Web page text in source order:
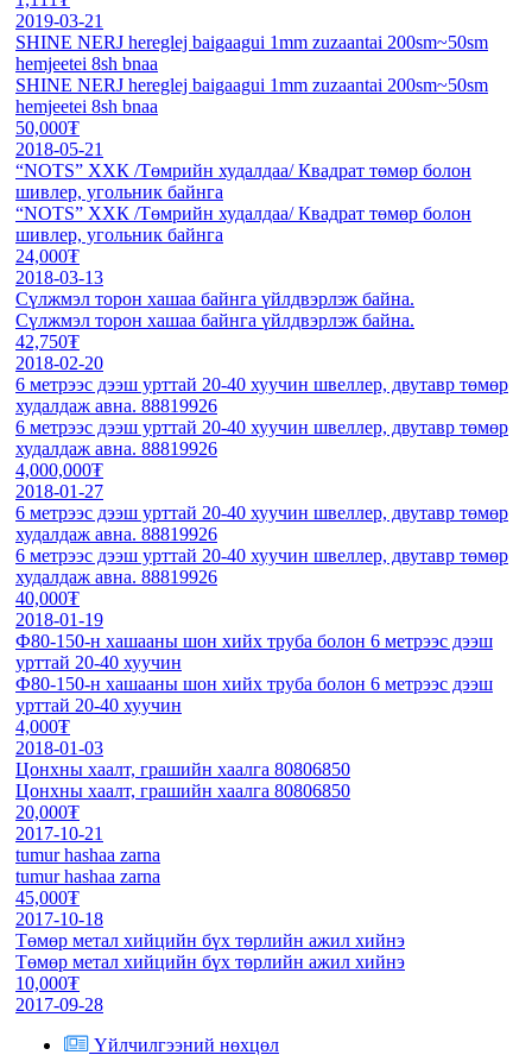
2019-03-21
SHINE NERJ hereglej baigaagui 1mm zuzaantai 200sm~50sm
hemjeetei 8sh bnaa
SHINE NERJ hereglej baigaagui 1mm zuzaantai 200sm~50sm
hemjeetei 8sh bnaa
50,000₮
2018-05-21
“NOTS” ХХК /Төмрийн худалдаа/ Квадрат төмөр болон
шивлер, угольник байнга
“NOTS” ХХК /Төмрийн худалдаа/ Квадрат төмөр болон
шивлер, угольник байнга
24,000₮
2018-03-13
Сүлжмэл торон хашаа байнга үйлдвэрлэж байна.
Сүлжмэл торон хашаа байнга үйлдвэрлэж байна.
42,750₮
2018-02-20
6 метрээс дээш урттай 20-40 хуучин швеллер, двутавр төмөр
худалдаж авна. 88819926
6 метрээс дээш урттай 20-40 хуучин швеллер, двутавр төмөр
худалдаж авна. 88819926
4,000,000₮
2018-01-27
6 метрээс дээш урттай 20-40 хуучин швеллер, двутавр төмөр
худалдаж авна. 88819926
6 метрээс дээш урттай 20-40 хуучин швеллер, двутавр төмөр
худалдаж авна. 88819926
40,000₮
2018-01-19
Ф80-150-н хашааны шон хийх труба болон 6 метрээс дээш
урттай 20-40 хуучин
Ф80-150-н хашааны шон хийх труба болон 6 метрээс дээш
урттай 20-40 хуучин
4,000₮
2018-01-03
Цонхны хаалт, грашийн хаалга 80806850
Цонхны хаалт, грашийн хаалга 80806850
20,000₮
2017-10-21
tumur hashaa zarna
tumur hashaa zarna
45,000₮
2017-10-18
Төмөр метал хийцийн бүх төрлийн ажил хийнэ
Төмөр метал хийцийн бүх төрлийн ажил хийнэ
10,000₮
2017-09-28
Үйлчилгээний нөхцөл